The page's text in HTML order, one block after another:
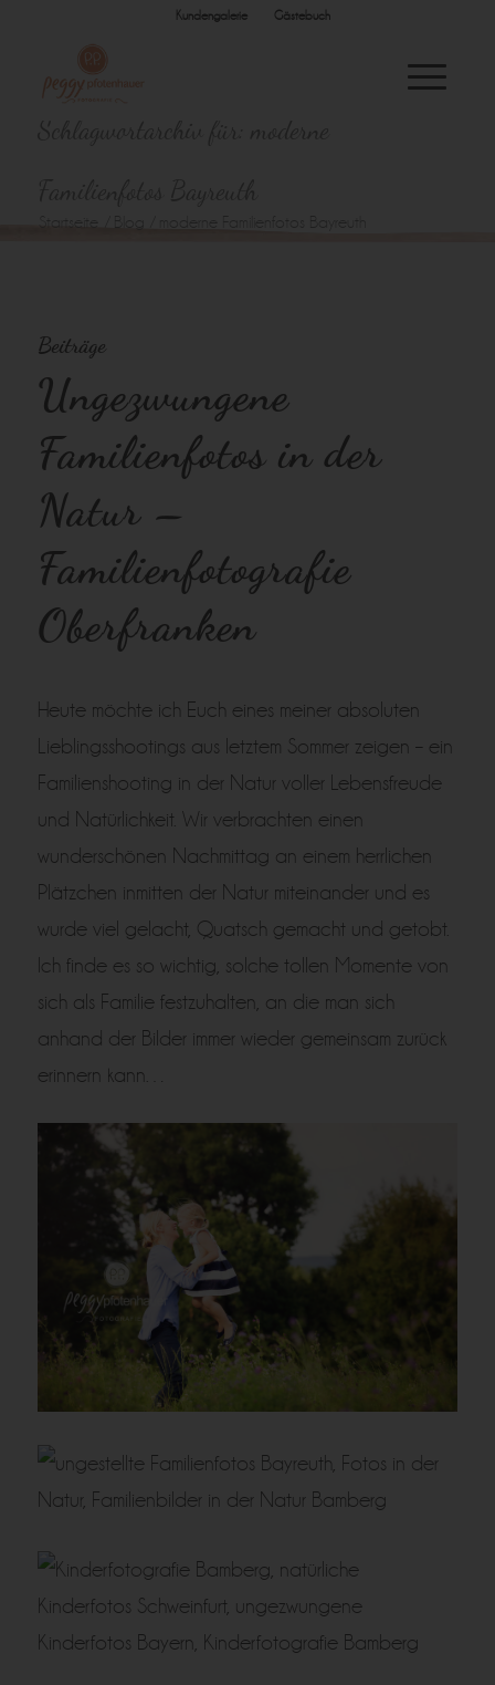
Kundengalerie Gästebuch
Beiträge
Ungezwungene
Familienfotos in der
Natur –
Familienfotografie
Oberfranken
Heute möchte ich Euch eines meiner absoluten
Lieblingsshootings aus letztem Sommer zeigen – ein
Familienshooting in der Natur voller Lebensfreude
und Natürlichkeit. Wir verbrachten einen
wunderschönen Nachmittag an einem herrlichen
Plätzchen inmitten der Natur miteinander und es
wurde viel gelacht, Quatsch gemacht und getobt.
Ich finde es so wichtig, solche tollen Momente von
sich als Familie festzuhalten, an die man sich
anhand der Bilder immer wieder gemeinsam zurück
erinnern kann…